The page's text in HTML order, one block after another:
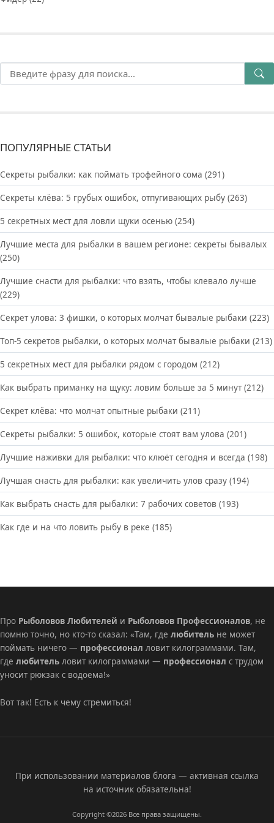
ПОПУЛЯРНЫЕ СТАТЬИ
Секреты рыбалки: как поймать трофейного сома (291)
Секреты клёва: 5 грубых ошибок, отпугивающих рыбу (263)
5 секретных мест для ловли щуки осенью (254)
Лучшие места для рыбалки в вашем регионе: секреты бывалых
(250)
Лучшие снасти для рыбалки: что взять, чтобы клевало лучше
(229)
Секрет улова: 3 фишки, о которых молчат бывалые рыбаки (223)
Топ-5 секретов рыбалки, о которых молчат бывалые рыбаки (213)
5 секретных мест для рыбалки рядом с городом (212)
Как выбрать приманку на щуку: ловим больше за 5 минут (212)
Секрет клёва: что молчат опытные рыбаки (211)
Секреты рыбалки: 5 ошибок, которые стоят вам улова (201)
Лучшие наживки для рыбалки: что клюёт сегодня и всегда (198)
Лучшая снасть для рыбалки: как увеличить улов сразу (194)
Как выбрать снасть для рыбалки: 7 рабочих советов (193)
Как где и на что ловить рыбу в реке (185)
Про Рыболовов Любителей и Рыболовов Профессионалов, не
помню точно, но кто-то сказал: «Там, где любитель не может
поймать ничего — профессионал ловит килограммами. Там,
где любитель ловит килограммами — профессионал с трудом
уносит рюкзак с водоема!»
Вот так! Есть к чему стремиться!
При использовании материалов блога — активная ссылка
на источник обязательна!
Copyright ©2026 Все права защищены.